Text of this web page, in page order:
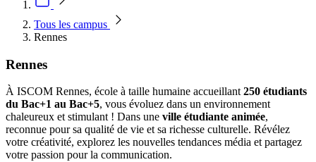
Tous les campus
Rennes
Rennes
À ISCOM Rennes, école à taille humaine accueillant250 étudiants
du Bac+1 au Bac+5, vous évoluez dans un environnement
chaleureux et stimulant ! Dans une ville étudiante animée,
reconnue pour sa qualité de vie et sa richesse culturelle. Révélez
votre créativité, explorez les nouvelles tendances média et partagez
votre passion pour la communication.